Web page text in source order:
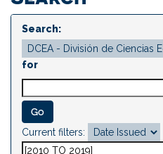
Search:
for
Current filters: